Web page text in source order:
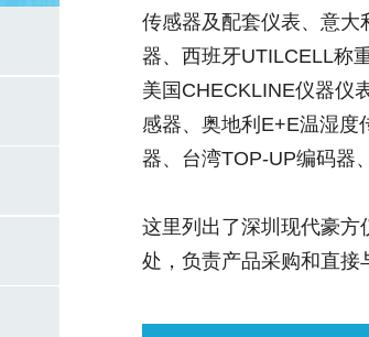
传感器及配套仪表、意
器、西班牙UTILCELL称
美国CHECKLINE仪器仪
感器、奥地利E+E温湿度
器、台湾TOP-UP编码器
这里列出了深圳现代豪
处，负责产品采购和直接